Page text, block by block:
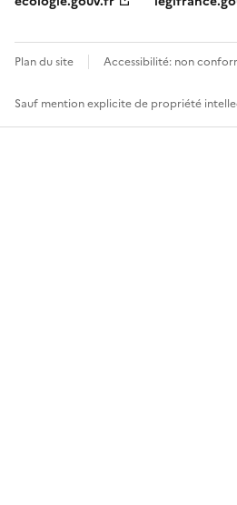
Plan du site Accessibilité: non
Sauf mention explicite de propriété